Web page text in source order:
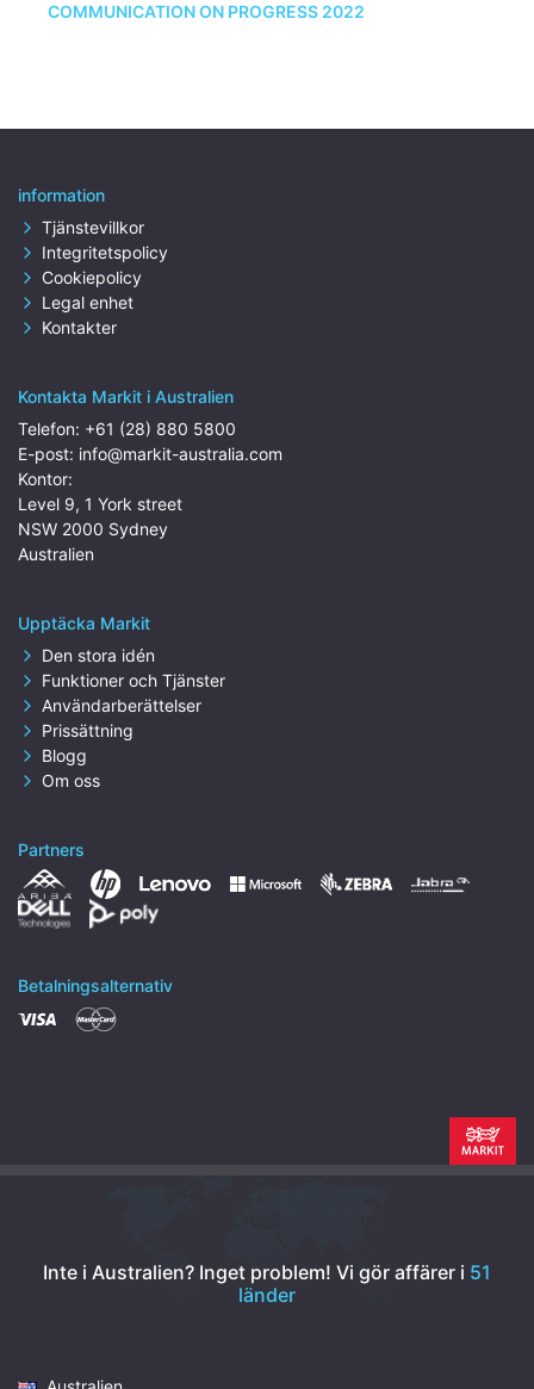
COMMUNICATION ON PROGRESS 2022
information
Tjänstevillkor
Integritetspolicy
Cookiepolicy
Legal enhet
Kontakter
Kontakta Markit i Australien
Telefon: +61 (28) 880 5800
E-post: info@markit-australia.com
Kontor:
Level 9, 1 York street
NSW 2000 Sydney
Australien
Upptäcka Markit
Den stora idén
Funktioner och Tjänster
Användarberättelser
Prissättning
Blogg
Om oss
Partners
Betalningsalternativ
Inte i Australien? Inget problem! Vi gör affärer i 51
länder